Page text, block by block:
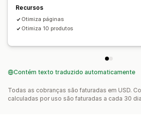
Recursos
Otimiza páginas
Otimiza 10 produtos
Contém texto traduzido automaticamente
Todas as cobranças são faturadas em USD.
calculadas por uso são faturadas a cada 30